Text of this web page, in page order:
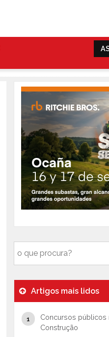
Artigos mais lidos
Concursos públicos
Construção